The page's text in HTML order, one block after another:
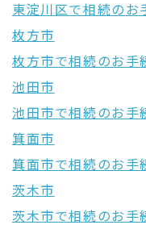
東淀川区で相続のお
枚方市
枚方市で相続のお手
池田市
池田市で相続のお手
箕面市
箕面市で相続のお手
茨木市
茨木市で相続のお手